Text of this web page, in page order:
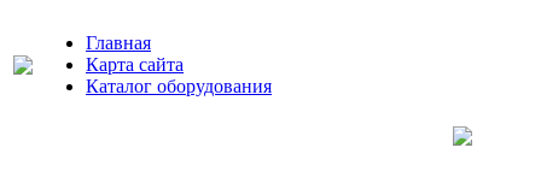
Главная
Карта сайта
Каталог оборудования